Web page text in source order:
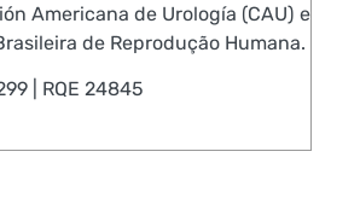
Americana de Urología (CAU) e
de Reprodução Humana.
| RQE 24845